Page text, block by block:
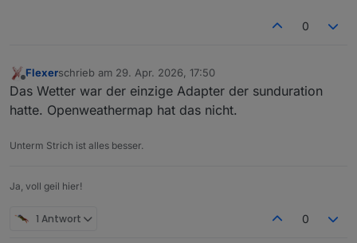
0
Offline
Flexerschrieb am 29. Apr. 2026, 17:50
zuletzt editiert von
Das Wetter war der einzige Adapter der sunduration
hatte. Openweathermap hat das nicht.
Unterm Strich ist alles besser.
Ja, voll geil hier!
1 Antwort 0